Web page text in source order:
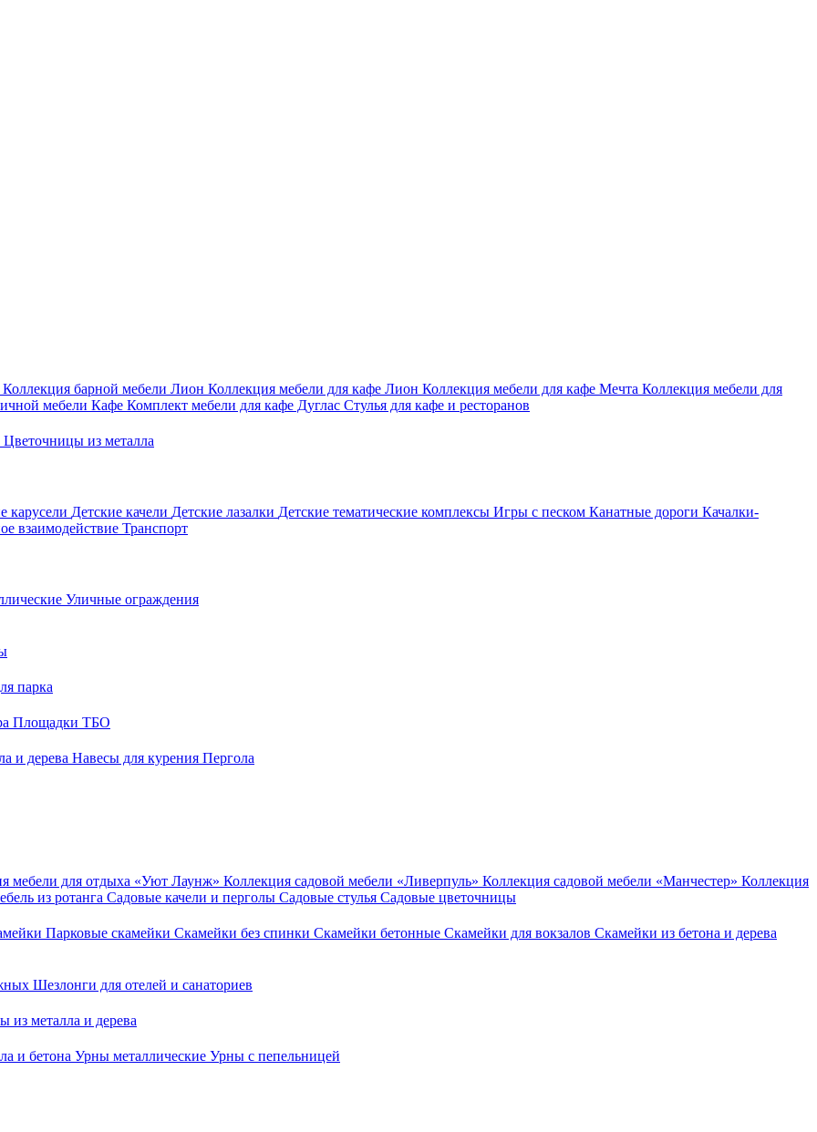
Коллекция барной мебели Лион Коллекция мебели для кафе Лион Коллекция мебели для кафе Мечта Коллекция мебели для
мебели Кафе Комплект мебели для кафе Дуглас Стулья для кафе и ресторанов
Цветочницы из металла
карусели Детские качели Детские лазалки Детские тематические комплексы Игры с песком Канатные дороги Качалки-
взаимодействие Транспорт
Уличные ограждения
парка
Площадки ТБО
и дерева Навесы для курения Пергола
мебели для отдыха «Уют Лаунж» Коллекция садовой мебели «Ливерпуль» Коллекция садовой мебели «Манчестер» Коллекция
из ротанга Садовые качели и перголы Садовые стулья Садовые цветочницы
Парковые скамейки Скамейки без спинки Скамейки бетонные Скамейки для вокзалов Скамейки из бетона и дерева
Шезлонги для отелей и санаториев
из металла и дерева
и бетона Урны металлические Урны с пепельницей